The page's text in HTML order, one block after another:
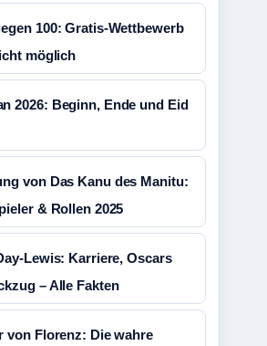
100: Gratis-Wettbewerb
möglich
2026: Beginn, Ende und Eid
von Das Kanu des Manitu:
& Rollen 2025
Lewis: Karriere, Oscars
– Alle Fakten
von Florenz: Die wahre